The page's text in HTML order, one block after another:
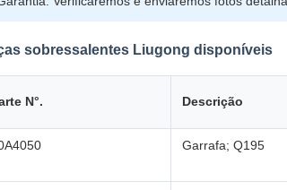
sobressalentes Liugong disponíveis
N°. Descrição
Garrafa; Q195